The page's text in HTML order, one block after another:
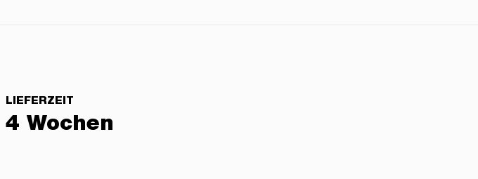
LIEFERZEIT
4 Wochen